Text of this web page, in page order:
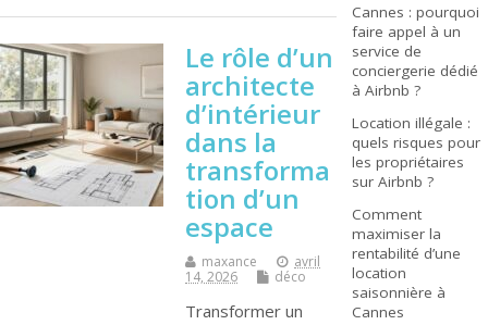
Le rôle d’un
architecte
d’intérieur
dans la
transforma
tion d’un
espace
maxance
avril
14, 2026
déco
Transformer un
Cannes : pourquoi
faire appel à un
service de
conciergerie dédié
à Airbnb ?
Location illégale :
quels risques pour
les propriétaires
sur Airbnb ?
Comment
maximiser la
rentabilité d’une
location
saisonnière à
Cannes